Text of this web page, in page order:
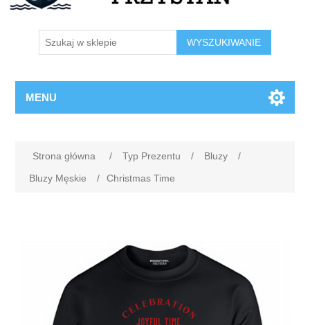
WYSZUKIWANIE
MENU
Strona główna / Typ Prezentu / Bluzy
/
Bluzy Męskie
/ Christmas Time